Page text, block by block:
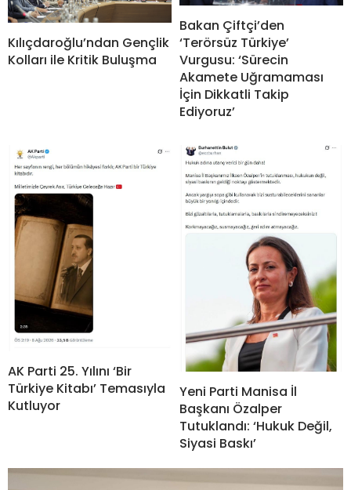
Kılıçdaroğlu’ndan Gençlik
Kolları ile Kritik Buluşma
Bakan Çiftçi’den
‘Terörsüz Türkiye’
Vurgusu: ‘Sürecin
Akamete Uğramaması
İçin Dikkatli Takip
Ediyoruz’
AK Parti 25. Yılını ‘Bir
Türkiye Kitabı’ Temasıyla
Kutluyor
Yeni Parti Manisa İl
Başkanı Özalper
Tutuklandı: ‘Hukuk Değil,
Siyasi Baskı’